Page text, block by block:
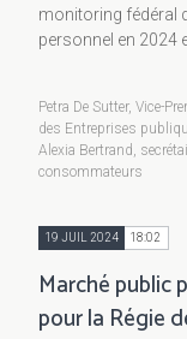
monitoring fédéral
personnel en 2024
Petra De Sutter, Vice-
des Entreprises
Alexia Bertrand,
consommateurs
19 JUIL 2024 18:02
Marché public
pour la Régie